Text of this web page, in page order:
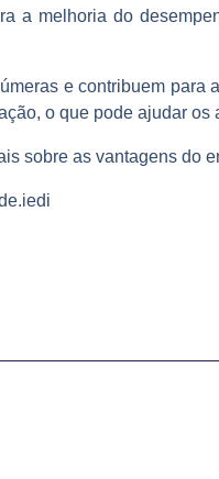
a melhoria do
e contribuem
o que pode ajudar
sobre as vantagens do